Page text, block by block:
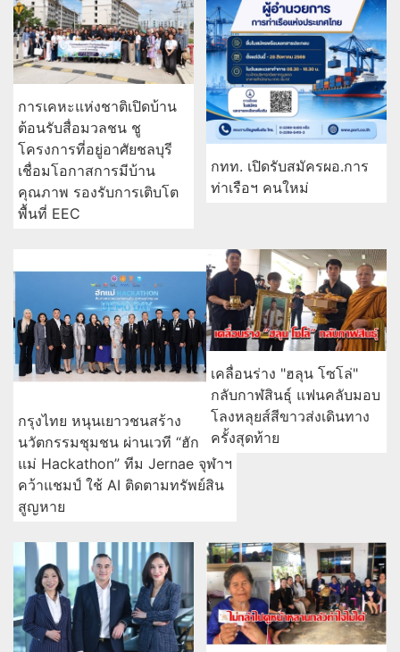
การเคหะแห่งชาติเปิดบ้าน
ต้อนรับสื่อมวลชน ชู
โครงการที่อยู่อาศัยชลบุรี
เชื่อมโอกาสการมีบ้าน
คุณภาพ รองรับการเติบโต
พื้นที่ EEC
กทท. เปิดรับสมัครผอ.การ
ท่าเรือฯ คนใหม่
กรุงไทย หนุนเยาวชนสร้าง
นวัตกรรมชุมชน ผ่านเวที “ฮัก
แม่ Hackathon” ทีม Jernae จุฬาฯ
คว้าแชมป์ ใช้ AI ติดตามทรัพย์สิน
สูญหาย
เคลื่อนร่าง "ฮลุน โซโล่"
กลับกาฬสินธุ์ แฟนคลับมอบ
โลงหลุยส์สีขาวส่งเดินทาง
ครั้งสุดท้าย